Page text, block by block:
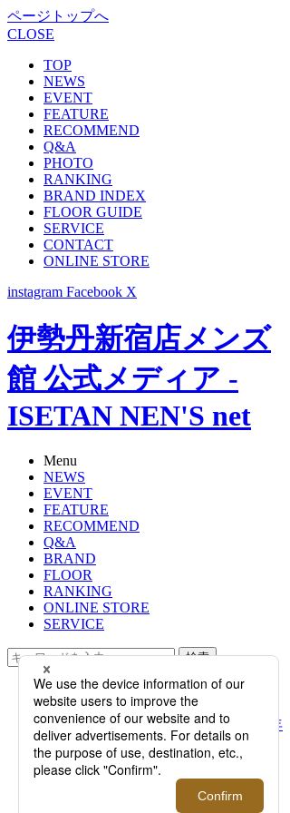
ページトップへ
CLOSE
TOP
NEWS
EVENT
FEATURE
RECOMMEND
Q&A
PHOTO
RANKING
BRAND INDEX
FLOOR GUIDE
SERVICE
CONTACT
ONLINE STORE
instagram Facebook X
伊勢丹新宿店メンズ
館 公式メディア -
ISETAN NEN'S net
Menu
NEWS
EVENT
FEATURE
RECOMMEND
Q&A
BRAND
FLOOR
RANKING
ONLINE STORE
SERVICE
検索
TOP
PHOTO
＜サンヨーコート＞の集大成「100年
コート」が日本の匠とコラボレーシ
ョン！新モデルはじめ多彩なコート
が集結【伊勢丹新宿店】